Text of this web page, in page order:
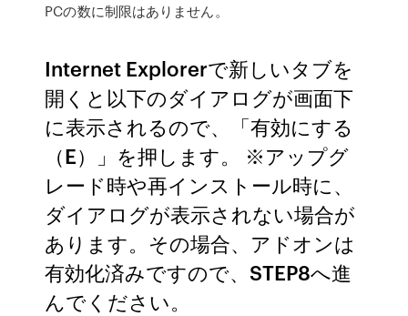
PCの数に制限はありません。
Internet Explorerで新しいタブを
開くと以下のダイアログが画面下
に表示されるので、「有効にする
（E）」を押します。 ※アップグ
レード時や再インストール時に、
ダイアログが表示されない場合が
あります。その場合、アドオンは
有効化済みですので、STEP8へ進
んでください。